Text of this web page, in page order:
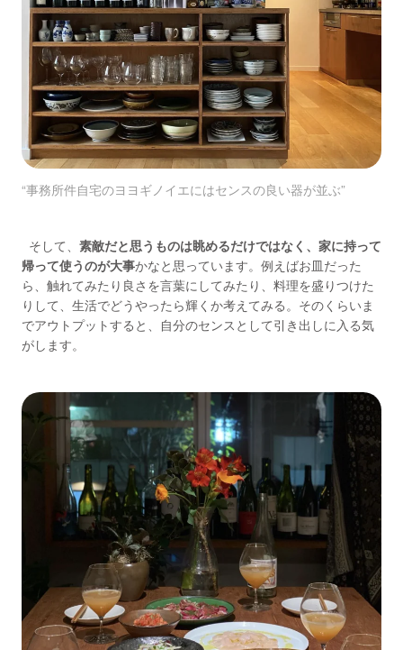
“事務所件自宅のヨヨギノイエにはセンスの良い器が並ぶ”
そして、 素敵だと思うものは眺めるだけではなく、家に持って
帰って使うのが大事かなと思っています。例えばお皿だった
ら、触れてみたり良さを言葉にしてみたり、料理を盛りつけた
りして、生活でどうやったら輝くか考えてみる。そのくらいま
でアウトプットすると、自分のセンスとして引き出しに入る気
がします。